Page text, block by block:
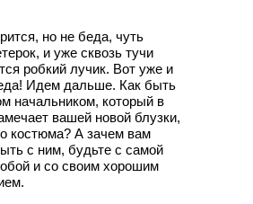
но не беда, чуть
и уже сквозь тучи
робкий лучик. Вот уже и
Идем дальше. Как быть
начальником, который в
вашей новой блузки,
костюма? А зачем вам
с ним, будьте с самой
и со своим хорошим